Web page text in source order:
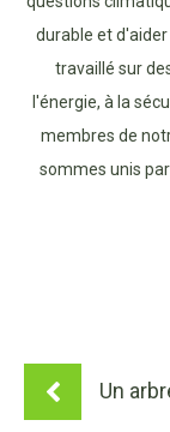
durable et
travaillé sur
l'énergie, à la
membres de
sommes unis
Un